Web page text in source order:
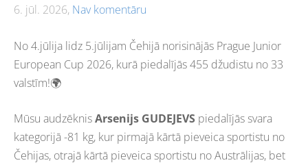
6. jūl. 2026, Nav komentāru
No 4.jūlija lidz 5.jūlijam Čehijā norisinājās Prague Junior
European Cup 2026, kurā piedalījās 455 džudistu no 33
valstīm!🌍
Mūsu audzēknisArsenijs GUDEJEVS piedalījās svara
kategorijā -81 kg, kur pirmajā kārtā pieveica sportistu no
Čehijas, otrajā kārtā pieveica sportistu no Austrālijas, bet